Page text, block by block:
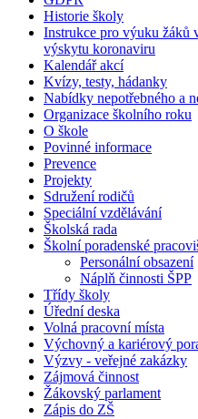
Historie školy
Instrukce pro výuku žáků
výskytu koronaviru
Kalendář akcí
Kvízy, testy, hádanky
Nabídky nepotřebného a
Organizace školního roku
O škole
Povinné informace
Prevence
Projekty
Sdružení rodičů
Speciální vzdělávání
Školská rada
Školní poradenské
Personální obsazení
Náplň činnosti ŠPP
Třídy školy
Úřední deska
Volná pracovní místa
Výchovný a kariérový
Výzvy - veřejné zakázky
Zájmová činnost
Žákovský parlament
Zápis do ZŠ